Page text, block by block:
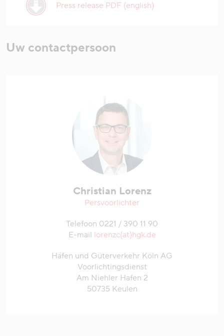
Press release PDF (english)
Uw contactpersoon
Christian Lorenz
Persvoorlichter
Telefoon 0221 / 390 11 90
E-mail lorenzc(at)hgk.de
Häfen und Güterverkehr Köln AG
Voorlichtingsdienst
Am Niehler Hafen 2
50735 Keulen